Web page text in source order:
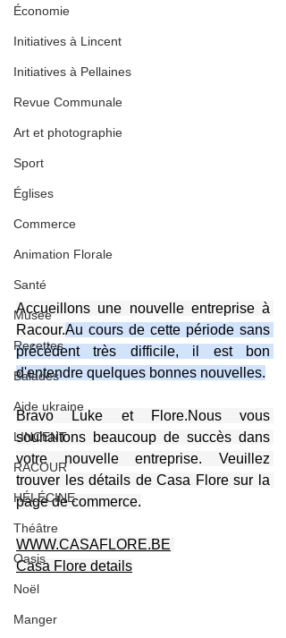
Économie
Initiatives à Lincent
Initiatives à Pellaines
Revue Communale
Art et photographie
Sport
Églises
Commerce
Animation Florale
Santé
Musée
Recettes
Balades
Aide ukraine
LINCENT
RACOUR
HÉLÉCINE
Théâtre
Oasis
Noël
Manger
Accueillons une nouvelle entreprise à
Racour.Au cours de cette période sans
précédent très difficile, il est bon
d'entendre quelques bonnes nouvelles.
Bravo Luke et Flore.Nous vous
souhaitons beaucoup de succès dans
votre nouvelle entreprise. Veuillez
trouver les détails de Casa Flore sur la
page de commerce.
WWW.CASAFLORE.BE
Casa Flore details